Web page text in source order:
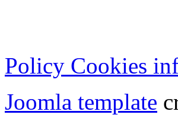
Policy Cookies
Joomla template